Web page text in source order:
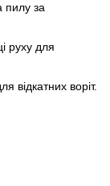
пилу за
руху для